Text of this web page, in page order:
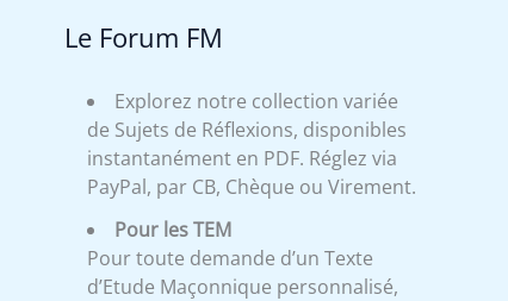
Le Forum FM
Explorez notre collection variée
de Sujets de Réflexions, disponibles
instantanément en PDF. Réglez via
PayPal, par CB, Chèque ou Virement.
Pour les TEM
Pour toute demande d’un Texte
d’Etude Maçonnique personnalisé,